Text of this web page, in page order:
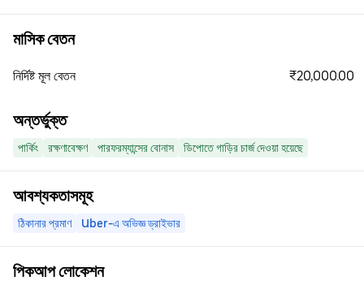
মাসিক বেতন
নির্দিষ্ট মূল বেতন ₹20,000.00
অন্তর্ভুক্ত
পার্কিং রক্ষণাবেক্ষণ পারফরম্যান্সের বোনাস ডিপোতে গাড়ির চার্জ দেওয়া হয়েছে
আবশ্যকতাসমূহ
ঠিকানার প্রমাণ Uber-এ অভিজ্ঞ ড্রাইভার
পিকআপ লোকেশন